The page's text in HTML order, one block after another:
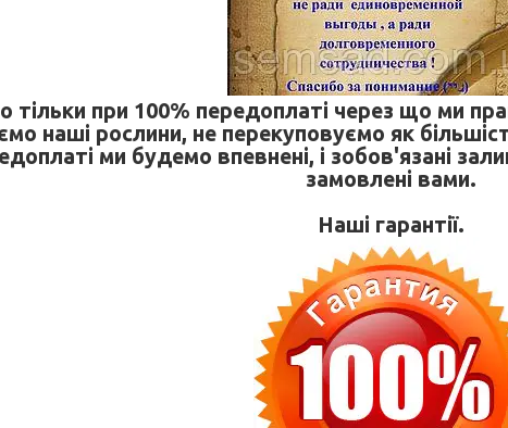
тільки при 100% передоплаті через що ми
наші рослини, не перекуповуємо як
ми будемо впевнені, і зобов'язані
замовлені вами.
Наші гарантії.